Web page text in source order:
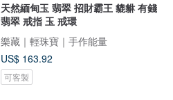
天然緬甸玉 翡翠 招財霸王 貔貅 有錢
翡翠 戒指 玉 戒環
樂藏｜輕珠寶｜手作能量
US$ 163.92
可客製